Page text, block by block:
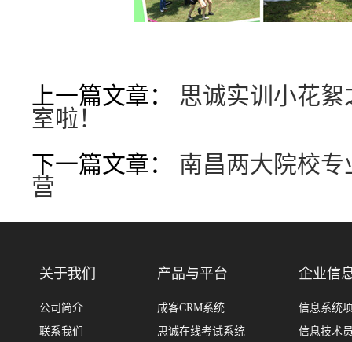
上一篇文章： 思诚实训小花
室啦！
下一篇文章： 南昌两大院校
营
关于我们
公司简介
联系我们
产品与平台
成客CRM系统
思诚在线考试系统
企业信
信息系统
信息技术